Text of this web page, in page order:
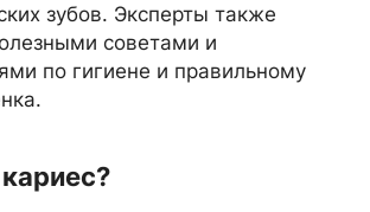
зубов. Эксперты также
советами и
по гигиене и правильному